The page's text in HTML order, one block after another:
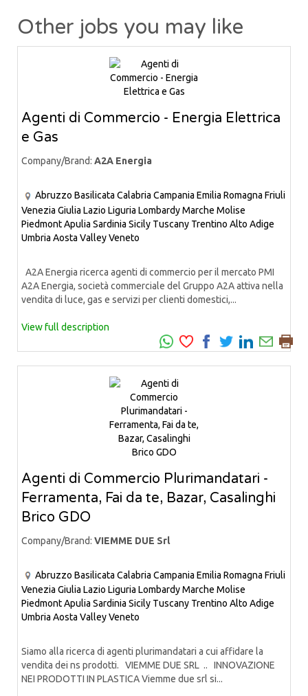
Other jobs you may like
Agenti di Commercio - Energia Elettrica
e Gas
Company/Brand: A2A Energia
Abruzzo Basilicata Calabria Campania Emilia Romagna Friuli
Venezia Giulia Lazio Liguria LombardyMarche Molise
PiedmontApulia Sardinia Sicily Tuscany Trentino Alto Adige
Umbria Aosta ValleyVeneto
A2A Energia ricerca agenti di commercio per il mercato PMI
A2A Energia, società commerciale del Gruppo A2A attiva nella
vendita di luce, gas e servizi per clienti domestici,...
View full description
Agenti di Commercio Plurimandatari -
Ferramenta, Fai da te, Bazar, Casalinghi
Brico GDO
Company/Brand: VIEMME DUE Srl
Abruzzo Basilicata Calabria Campania Emilia Romagna Friuli
Venezia Giulia Lazio Liguria LombardyMarche Molise
PiedmontApulia Sardinia Sicily Tuscany Trentino Alto Adige
Umbria Aosta ValleyVeneto
Siamo alla ricerca di agenti plurimandatari a cui affidare la
vendita dei ns prodotti. VIEMME DUE SRL .. INNOVAZIONE
NEI PRODOTTI IN PLASTICA Viemme due srl si...